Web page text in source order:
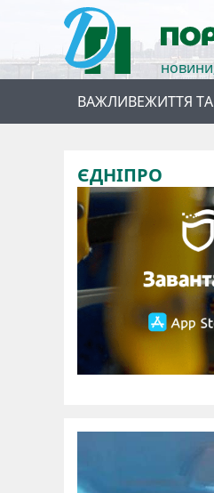
ВАЖЛИВЕЖИТТЯ
ЄДНІПРО